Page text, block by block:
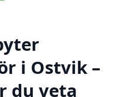
i Ostvik –
du veta